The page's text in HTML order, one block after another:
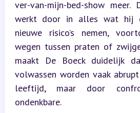
ver-van-mijn-bed-show meer.
werkt door in alles wat hij
nieuwe risico’s nemen,
wegen tussen praten of
maakt De Boeck duidelijk
volwassen worden vaak
leeftijd, maar door
ondenkbare.